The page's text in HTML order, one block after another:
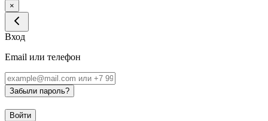
×
Вход
Email или телефон
Забыли пароль?
Войти